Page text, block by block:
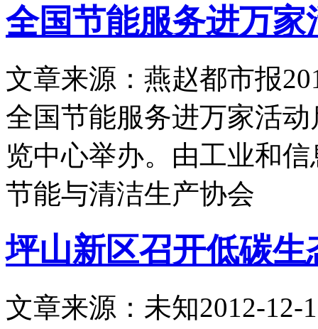
全国节能服务进万家
文章来源：燕赵都市报
全国节能服务进万家活
览中心举办。由工业和
节能与清洁生产协会
坪山新区召开低碳
文章来源：未知2012-12-